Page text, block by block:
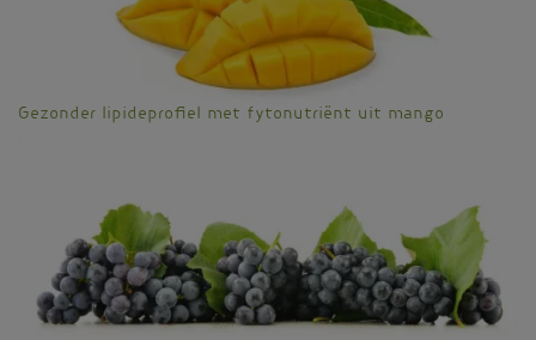
Gezonder lipideprofiel met fytonutriënt uit mango